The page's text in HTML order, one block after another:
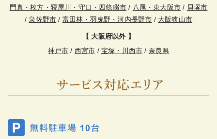
門真・枚方・寝屋川・守口・四條畷市 / 八尾・東大阪市 / 貝塚市
/ 泉佐野市 / 富田林・羽曳野・河内長野市 / 大阪狭山市
【 大阪府以外 】
神戸市 / 西宮市 / 宝塚・川西市 / 奈良県